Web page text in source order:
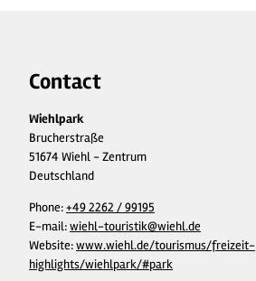
Contact
Wiehlpark
Brucherstraße
51674 Wiehl - Zentrum
Deutschland
Phone:+49 2262 / 99195
E-mail:wiehl-touristik@wiehl.de
Website:www.wiehl.de/tourismus/freizeit-
highlights/wiehlpark/#park